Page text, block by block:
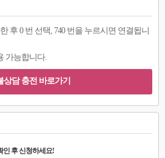
후 0 번 선택, 740 번을 누르시면 연결됩니
가능합니다.
상담 충전 바로가기
인 후 신청하세요!